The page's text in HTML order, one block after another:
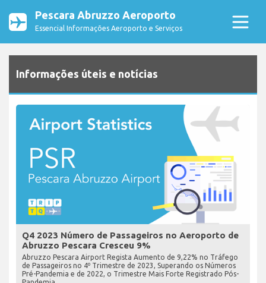
Pescara Abruzzo Aeroporto
Essencial Informações Aeroporto e Serviços
Informações úteis e notícias
Q4 2023 Número de Passageiros no Aeroporto de
Abruzzo Pescara Cresceu 9%
Abruzzo Pescara Airport Regista Aumento de 9,22% no Tráfego
de Passageiros no 4º Trimestre de 2023, Superando os Números
Pré-Pandemia e de 2022, o Trimestre Mais Forte Registrado Pós-